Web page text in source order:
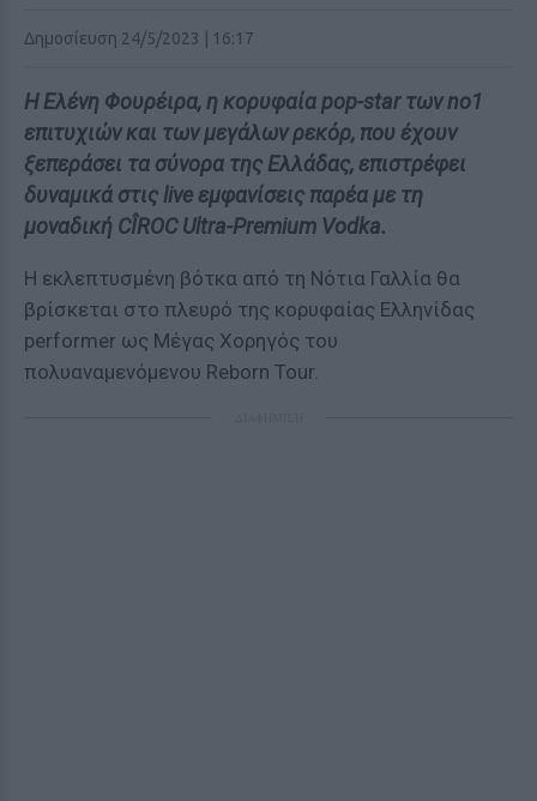
Δημοσίευση 24/5/2023 | 16:17
H Ελένη Φουρέιρα, η κορυφαία pop-star των no1
επιτυχιών και των μεγάλων ρεκόρ, που έχουν
ξεπεράσει τα σύvoρα της Ελλάδας, επιστρέφει
δυναμικά στις live εμφανίσεις παρέα με τη
μοναδική CÎROC Ultra-Premium Vodka.
Η εκλεπτυσμένη βότκα από τη Νότια Γαλλία θα
βρίσκεται στο πλευρό της κορυφαίας Ελληνίδας
performer ως Μέγας Χορηγός του
πολυαναμενόμενου Reborn Tour.